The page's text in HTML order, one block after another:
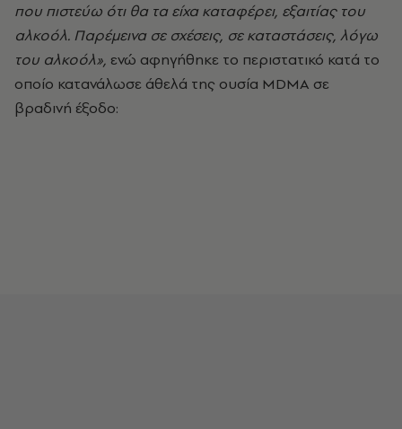
που πιστεύω ότι θα τα είχα καταφέρει, εξαιτίας του
αλκοόλ. Παρέμεινα σε σχέσεις, σε καταστάσεις, λόγω
του αλκοόλ», ενώ αφηγήθηκε το περιστατικό κατά το
οποίο κατανάλωσε άθελά της ουσία MDMA σε
βραδινή έξοδο: